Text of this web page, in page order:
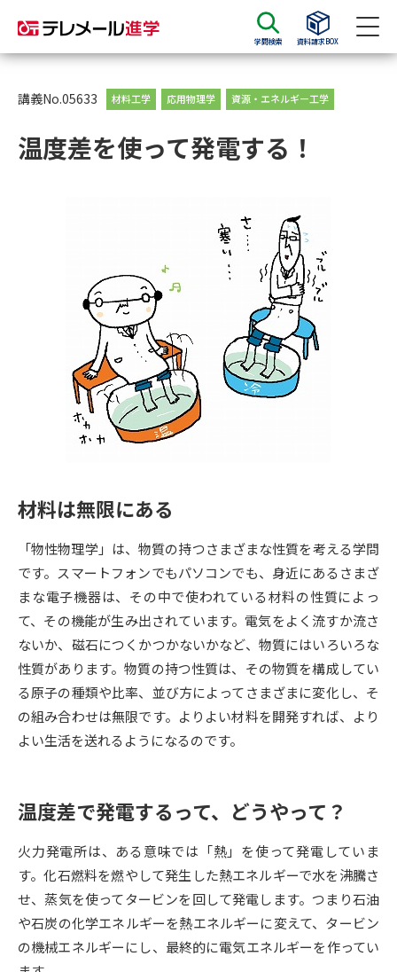
学問検索 資料請求BOX
資料請求 資料検索
大学・短大の資料種類から請求
大学入学共通テスト利用選抜の
募集要項＆願書
大学・短大以外の資料から請求
専門学校の資料請求 大学院の資料請求
留学・進学関連、塾・予備校
配慮案内」の請求
幼稚園教員資格認定試験 小学校教員資格認定試験
試験
大学研究 大学検索
大学で学べる内容や特徴を調べる
デジタルパンフレット 進路の３択
新学年スタート号特集ページ
（高3生用）
新学年スタート号特集ページ
（高2生用）
講義No.05633 材料工学 応用物理学 資源・エネルギー工学
温度差を使って発電する！
材料は無限にある
「物性物理学」は、物質の持つさまざまな性質を考える学問
です。スマートフォンでもパソコンでも、身近にあるさまざ
まな電子機器は、その中で使われている材料の性質によっ
て、その機能が生み出されています。電気をよく流すか流さ
ないか、磁石につくかつかないかなど、物質にはいろいろな
性質があります。物質の持つ性質は、その物質を構成してい
る原子の種類や比率、並び方によってさまざまに変化し、そ
の組み合わせは無限です。よりよい材料を開発すれば、より
よい生活を送れるようになるのです。
温度差で発電するって、どうやって？
火力発電所は、ある意味では「熱」を使って発電していま
す。化石燃料を燃やして発生した熱エネルギーで水を沸騰さ
せ、蒸気を使ってタービンを回して発電します。つまり石油
や石炭の化学エネルギーを熱エネルギーに変えて、タービン
の機械エネルギーにし、最終的に電気エネルギーを作ってい